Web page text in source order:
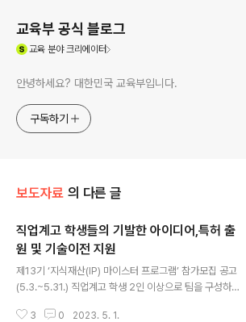
교육부 공식 블로그
교육분야 크리에이터
안녕하세요? 대한민국 교육부입니다.
구독하기
보도자료 의 다른 글
직업계고 학생들의 기발한 아이디어,특허 출
원 및 기술이전 지원
제13기 ‘지식재산(IP) 마이스터 프로그램’ 참가모집 공고
(5.3.~5.31.) 직업계고 학생 2인 이상으로 팀을 구성하여
기관의 컨설팅 및 특허 출원 지원 최종 50개 팀에게 시상
3 0 2023. 5. 1.